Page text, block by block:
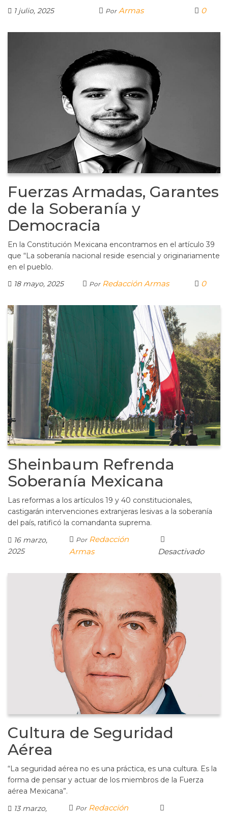
1 julio, 2025 Por Armas 0
Fuerzas Armadas, Garantes
de la Soberanía y
Democracia
En la Constitución Mexicana encontramos en el artículo 39
que “La soberanía nacional reside esencial y originariamente
en el pueblo.
18 mayo, 2025
Por Redacción Armas 0
Sheinbaum Refrenda
Soberanía Mexicana
Las reformas a los artículos 19 y 40 constitucionales,
castigarán intervenciones extranjeras lesivas a la soberanía
del país, ratificó la comandanta suprema.
16 marzo,
2025
Por Redacción
Armas
Desactivado
Cultura de Seguridad
Aérea
“La seguridad aérea no es una práctica, es una cultura. Es la
forma de pensar y actuar de los miembros de la Fuerza
aérea Mexicana”.
13 marzo,
Por Redacción